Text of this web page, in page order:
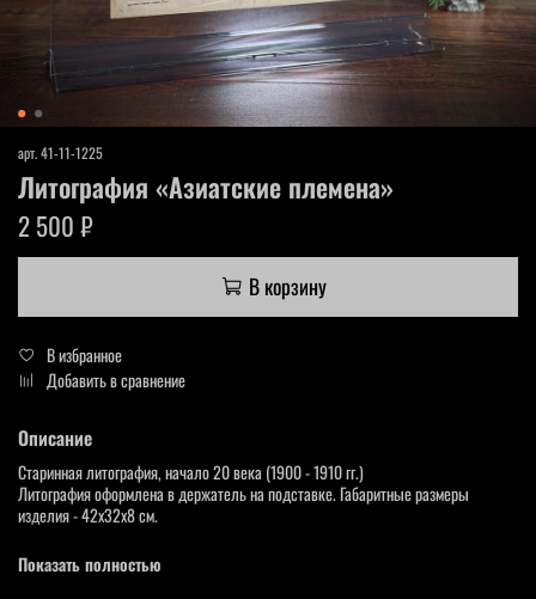
арт.41-11-1225
Литография «Азиатские племена»
2 500 ₽
В корзину
В избранное
Добавить в сравнение
Описание
Старинная литография, начало 20 века (1900 - 1910 гг.)
Литография оформлена в держатель на подставке. Габаритные размеры
изделия - 42х32х8 см.
Ознакомиться подробно - смотрите скан.
Показать полностью